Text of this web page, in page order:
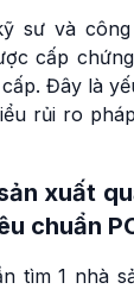
sư và
cấp
Đây là
rủi ro
xuất
chuẩn
tìm 1 nhà